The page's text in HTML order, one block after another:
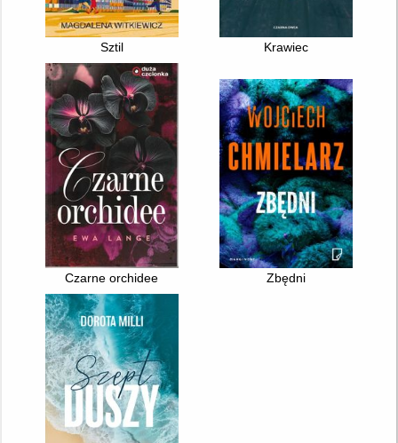
Sztil Krawiec
Czarne orchidee Zbędni